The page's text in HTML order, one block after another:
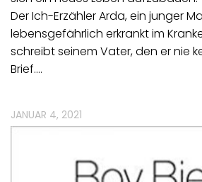
Der Ich-Erzähler Arda, ein junger
lebensgefährlich erkrankt im
schreibt seinem Vater, den er nie
Brief.…
JANUAR 4, 2021